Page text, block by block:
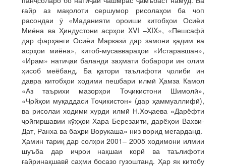
ғайр аз мақолоти сершумор рисолаҳои ба чоп
расондаи ӯ «Маданияти ороиши китобҳои Осиёи
Миёна ва Ҳиндустони асрҳои XVI –XIX», «Пешсафӣ
дар фарҳанги Осиёи Марказӣ дар замони қадим ва
асрҳои миёна», китоб-мусаввараҳои «Истаравшан»,
«Ирам» натиҷаи баланди заҳмати бобарори ин олим
ҳисоб меёбанд. Ба қатори таълифоти ҷолиби ин
давра китобҳои ходими пешбари илмӣ Ҳамза Камол
«Аз таърихи мазорҳои Тоҷикистони Шимолӣ»,
«Ҷойҳои муқаддаси Тоҷикистон» (дар ҳаммуаллифӣ),
ва рисолаи ходими хурди илмӣ Н.Хоҷаева «Дарёфти
ҷойгиршавии кӯҳҳои Хара Березаити, дарёҳои Вахви-
Дат, Ранха ва баҳри Ворукаша» низ ворид мегарданд.
Ҳамин тариқ дар солҳои 2001– 2005 ходимони илмии
шуъба дар иҷрои нақшаи корӣ ва таълифоти
ғайринақшавӣ саҳми босазо гузоштанд. Ҳар як китобу